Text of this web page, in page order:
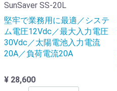
SunSaver SS-20L
堅牢で業務用に最適／システ
ム電圧12Vdc／最大入力電圧
30Vdc／太陽電池入力電流
20A／負荷電流20A
¥ 28,600